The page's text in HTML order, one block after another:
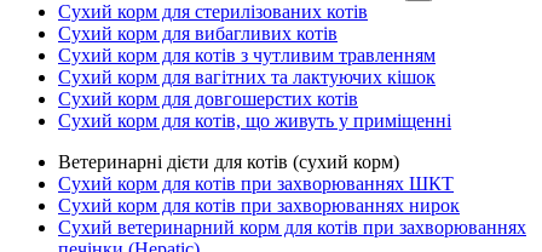
Сухий корм для стерилізованих котів
Сухий корм для вибагливих котів
Сухий корм для котів з чутливим травленням
Сухий корм для вагітних та лактуючих кішок
Сухий корм для довгошерстих котів
Сухий корм для котів, що живуть у приміщенні
Ветеринарні дієти для котів (сухий корм)
Сухий корм для котів при захворюваннях ШКТ
Сухий корм для котів при захворюваннях нирок
Сухий ветеринарний корм для котів при захворюваннях